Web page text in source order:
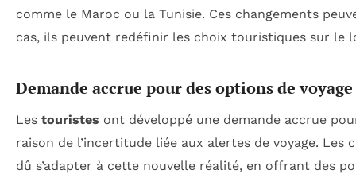
comme le Maroc ou la Tunisie. Ces changements
cas, ils peuvent redéfinir les choix touristiques sur le
Demande accrue pour des options de
Les touristes ont développé une demande accrue
raison de l’incertitude liée aux alertes de voyage. Les
dû s’adapter à cette nouvelle réalité, en offrant des